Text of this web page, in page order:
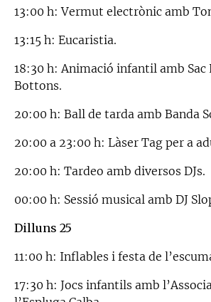
13:00 h: Vermut electrònic amb
13:15 h: Eucaristia.
18:30 h: Animació infantil amb Sac
Bottons.
20:00 h: Ball de tarda amb Banda
20:00 a 23:00 h: Làser Tag per a
20:00 h: Tardeo amb diversos DJs.
00:00 h: Sessió musical amb DJ
Dilluns 25
11:00 h: Inflables i festa de
17:30 h: Jocs infantils amb